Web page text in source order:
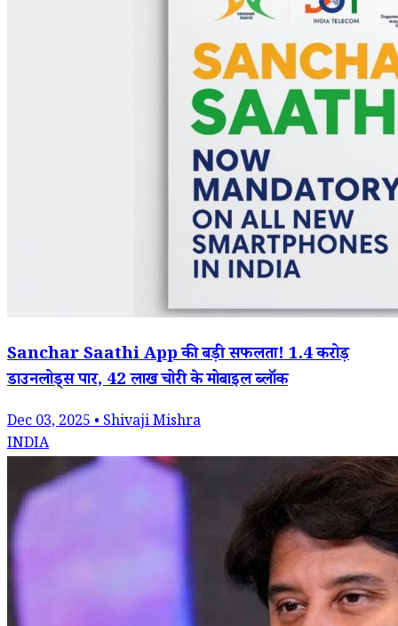
Sanchar Saathi App की बड़ी सफलता! 1.4 करोड़
डाउनलोड्स पार, 42 लाख चोरी के मोबाइल ब्लॉक
Dec 03, 2025 • Shivaji Mishra
INDIA